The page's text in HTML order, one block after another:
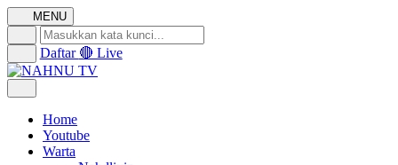
MENU
Daftar 🔴 Live
Home
Youtube
Warta